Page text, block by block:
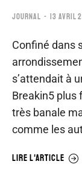
JOURNAL 13 AVRIL
Confiné dans
s’attendait à
Breakin5 plus
très banale
comme les
LIRE L'ARTICLE